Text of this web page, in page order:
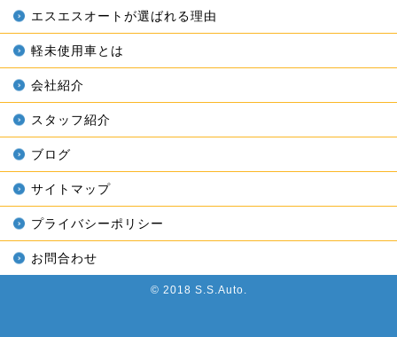
エスエスオートが選ばれる理由
軽未使用車とは
会社紹介
スタッフ紹介
ブログ
サイトマップ
プライバシーポリシー
お問合わせ
© 2018 S.S.Auto.